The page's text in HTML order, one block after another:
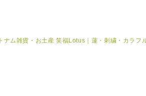
ナム雑貨・お土産 笑福Lotus｜蓮・刺繍・カラフ